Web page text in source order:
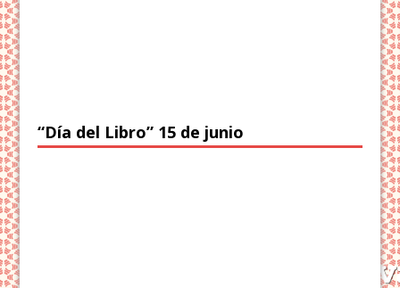
“Día del Libro” 15 de junio